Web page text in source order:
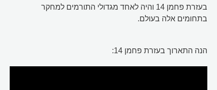
בעזרת פחמן 14 והיה לאחד מגדולי התורמים למחקר
בתחומים אלה בעולם.
הנה התארוך בעזרת פחמן 14: